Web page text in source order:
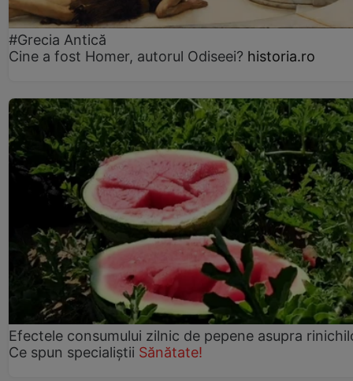
#Grecia Antică
Cine a fost Homer, autorul Odiseei? historia.ro
Efectele consumului zilnic de pepene asupra
Ce spun specialiștii Sănătate!